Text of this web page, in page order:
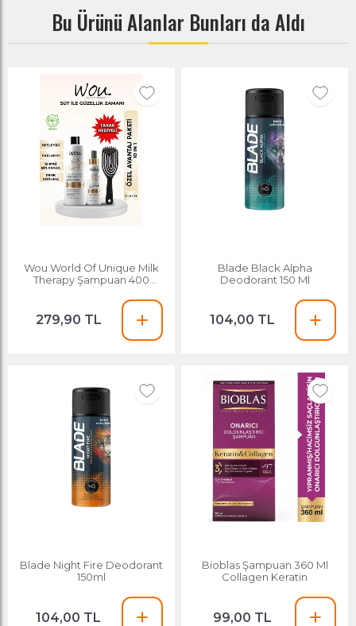
Bu Ürünü Alanlar Bunları da Aldı
Wou World Of Unique Milk
Therapy Şampuan 400
279,90 TL
Blade Black Alpha
Deodorant 150 Ml
104,00 TL
Blade Night Fire Deodorant
150ml
104,00 TL
Bioblas Şampuan 360 Ml
Collagen Keratin
99,00 TL